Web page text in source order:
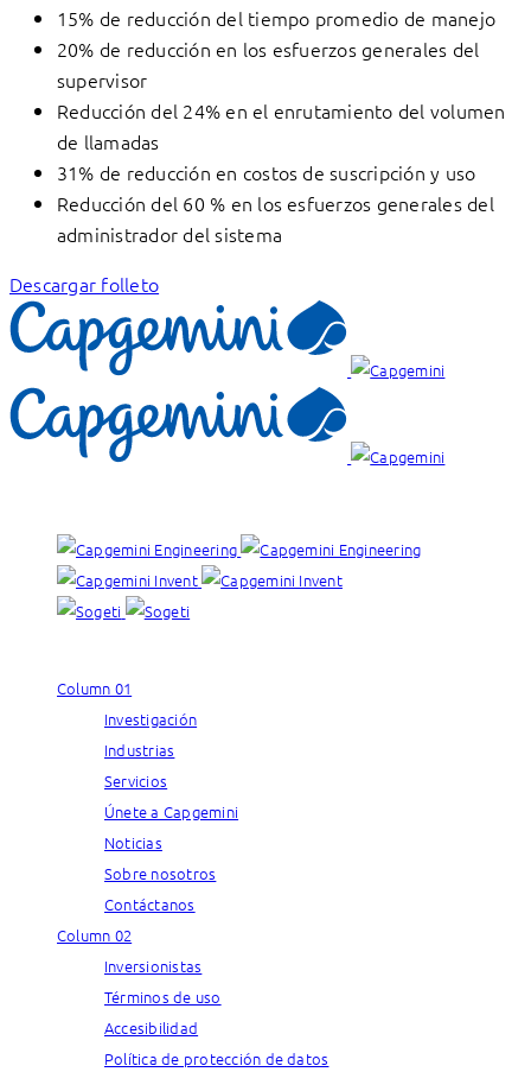
15% de reducción del tiempo promedio de manejo
20% de reducción en los esfuerzos generales del
supervisor
Reducción del 24% en el enrutamiento del volumen
de llamadas
31% de reducción en costos de suscripción y uso
Reducción del 60 % en los esfuerzos generales del
administrador del sistema
Descargar folleto
Column 01
Investigación
Industrias
Servicios
Únete a Capgemini
Noticias
Sobre nosotros
Contáctanos
Column 02
Inversionistas
Términos de uso
Accesibilidad
Política de protección de datos